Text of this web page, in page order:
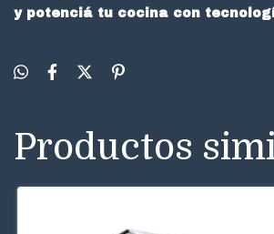
y potenciá tu cocina con
Productos